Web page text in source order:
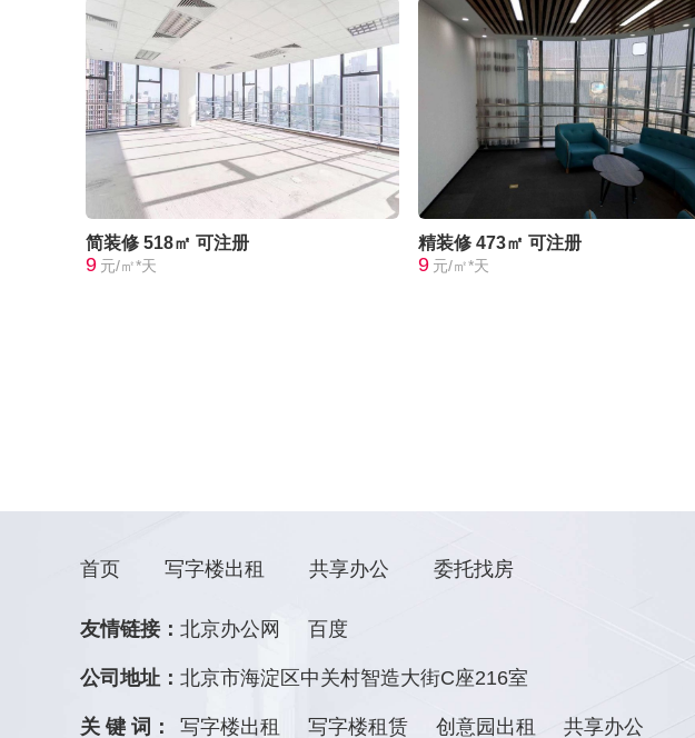
简装修 518㎡ 可注册
9 元/㎡*天
精装修 473㎡ 可注册
9 元/㎡*天
首页 写字楼出租 共享办公 委托找房
友情链接： 北京办公网 百度
公司地址： 北京市海淀区中关村智造大街C座216室
关 键 词： 写字楼出租 写字楼租赁 创意园出租 共享办公